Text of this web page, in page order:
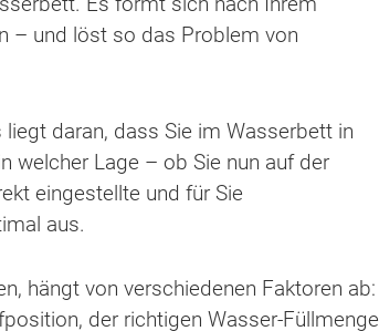
Es formt sich nach Ihrem
– und löst so das Problem von
liegt daran, dass Sie im Wasserbett in
welcher Lage – ob Sie nun auf der
eingestellte und für Sie
aus.
hängt von verschiedenen Faktoren ab:
der richtigen Wasser-Füllmenge